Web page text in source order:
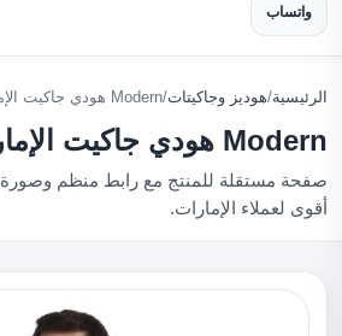
واتساب
الرئيسية/هوديز وجاكيتات/Modern هودي جاكيت الإمارات
Modern هودي جاكيت الإمارات
صفحة مستقلة للمنتج مع رابط منظم وصورة
أقوى لعملاء الإمارات.